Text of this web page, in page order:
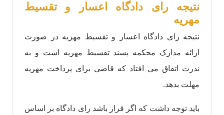
نتیجه رای دادگاه اعسار و تقسیط
مهریه
نتیجه رای دادگاه اعسار و تقسیط مهریه در صورت
ارائه مدارک محکمه پسند تقسیط مهریه است و به
ندرت اتفاق می افتاد که قاضی برای پرداخت مهریه
مهلت بدهد.
باید توجه داشت که اگر قرار باشد رای دادگاه بر اساس